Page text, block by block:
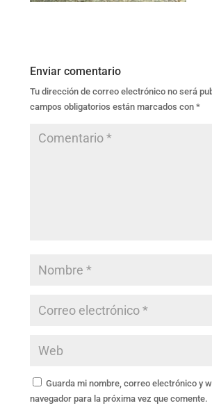
Enviar comentario
Tu dirección de correo electrónico no será
campos obligatorios están marcados con *
Guarda mi nombre, correo electrónico y
navegador para la próxima vez que comente.